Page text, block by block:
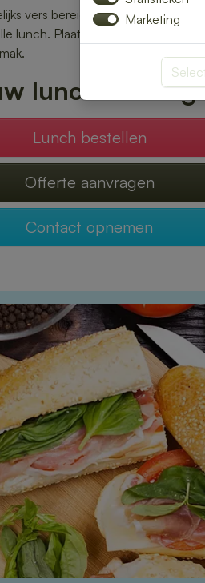
vers bereid en met zorg verpakt,
lunch. Plaats je bestelling
lunch
Lunch bestellen
Offerte aanvragen
Contact opnemen
Marketing